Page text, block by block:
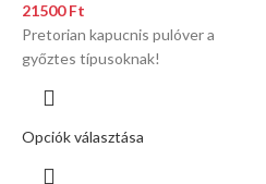
21500Ft
Pretorian kapucnis pulóver a
győztes típusoknak!
Opciók választása